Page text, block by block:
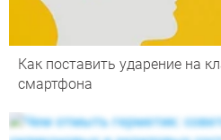
Как поставить ударение на
смартфона